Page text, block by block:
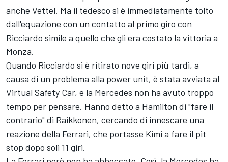
anche Vettel. Ma il tedesco si è immediatamente tolto
dall'equazione con un contatto al primo giro con
Ricciardo simile a quello che gli era costato la vittoria a
Monza.
Quando Ricciardo si è ritirato nove giri più tardi, a
causa di un problema alla power unit, è stata avviata al
Virtual Safety Car, e la Mercedes non ha avuto troppo
tempo per pensare. Hanno detto a Hamilton di "fare il
contrario" di Raikkonen, cercando di innescare una
reazione della Ferrari, che portasse Kimi a fare il pit
stop dopo soli 11 giri.